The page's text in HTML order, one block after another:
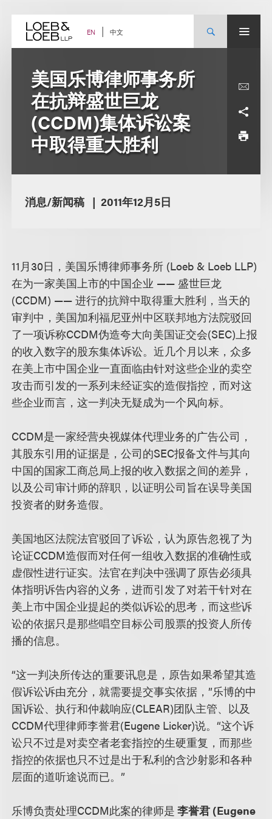
content EN 中文
美国乐博律师事务所
在抗辩盛世巨龙
(CCDM)集体诉讼案
中取得重大胜利
消息/新闻稿 2011年12月5日
11月30日，美国乐博律师事务所 (Loeb & Loeb LLP)
在为一家美国上市的中国企业 —— 盛世巨龙
(CCDM) —— 进行的抗辩中取得重大胜利，当天的
审判中，美国加利福尼亚州中区联邦地方法院驳回
了一项诉称CCDM伪造夸大向美国证交会(SEC)上报
的收入数字的股东集体诉讼。近几个月以来，众多
在美上市中国企业一直面临由针对这些企业的卖空
攻击而引发的一系列未经证实的造假指控，而对这
些企业而言，这一判决无疑成为一个风向标。
CCDM是一家经营央视媒体代理业务的广告公司，
其股东引用的证据是，公司的SEC报备文件与其向
中国的国家工商总局上报的收入数据之间的差异，
以及公司审计师的辞职，以证明公司旨在误导美国
投资者的财务造假。
美国地区法院法官驳回了诉讼，认为原告忽视了为
论证CCDM造假而对任何一组收入数据的准确性或
虚假性进行证实。法官在判决中强调了原告必须具
体指明诉告内容的义务，进而引发了对若干针对在
美上市中国企业提起的类似诉讼的思考，而这些诉
讼的依据只是那些唱空目标公司股票的投资人所传
播的信息。
“这一判决所传达的重要讯息是，原告如果希望其造
假诉讼诉由充分，就需要提交事实依据，”乐博的中
国诉讼、执行和仲裁响应(CLEAR)团队主管、以及
CCDM代理律师李誉君(Eugene Licker)说。“这个诉
讼只不过是对卖空者老套指控的生硬重复，而那些
指控的依据也只不过是出于私利的含沙射影和各种
层面的道听途说而已。”
乐博负责处理CCDM此案的律师是 李誉君 (Eugene